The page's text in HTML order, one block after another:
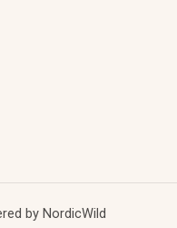
by NordicWild